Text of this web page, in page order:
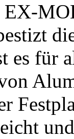
es für